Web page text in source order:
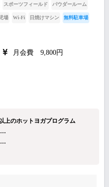
スポーツフィールド パウダールーム
場 Wi-Fi 日焼けマシン 無料駐車場
月会費 9,800円
上のホットヨガプログラム
…
…